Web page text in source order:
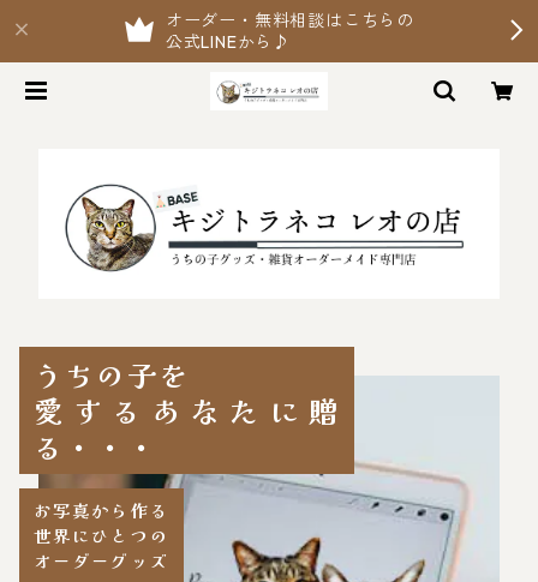
オーダー・無料相談はこちらの
公式LINEから♪
うちの子を
愛するあなたに贈
る・・・
お写真から作る
世界にひとつの
オーダーグッズ